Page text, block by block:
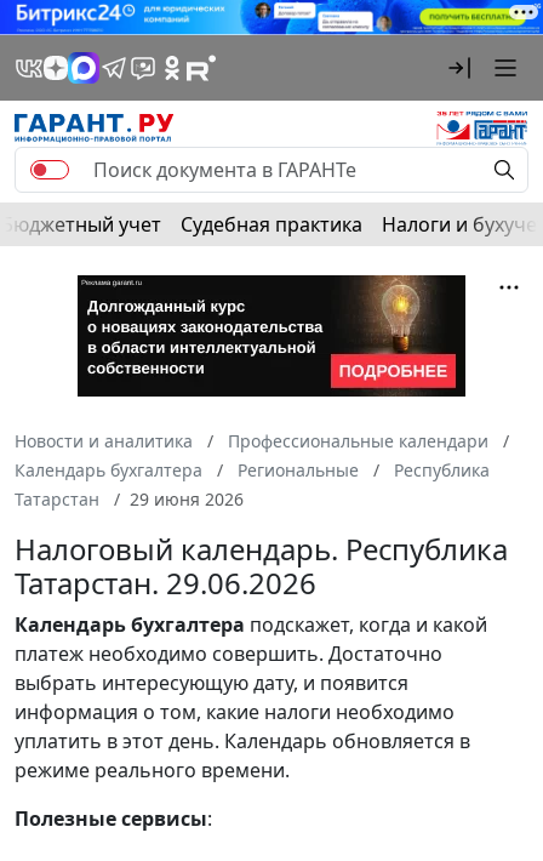
Бюджетный учет Судебная практика Налоги и
Новости и аналитика
Профессиональные календари
Календарь бухгалтера
Региональные
Республика
Татарстан
29 июня 2026
Налоговый календарь. Республика
Татарстан. 29.06.2026
Календарьбухгалтера подскажет, когда и какой
платеж необходимо совершить. Достаточно
выбрать интересующую дату, и появится
информация о том, какие налоги необходимо
уплатить в этот день. Календарь обновляется в
режиме реального времени.
Полезные сервисы: